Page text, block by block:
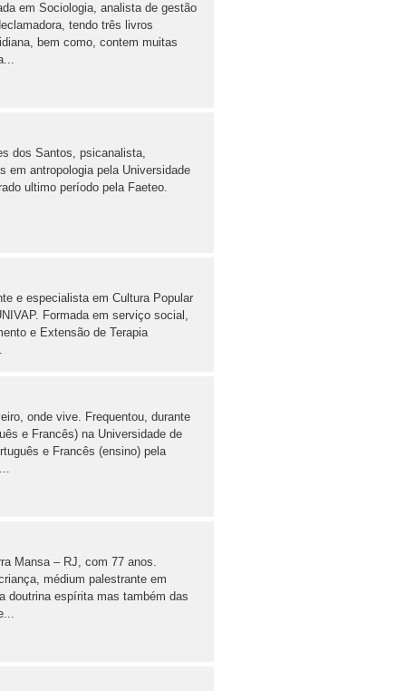
em Sociologia, analista de gestão
tendo três livros
bem como, contem muitas
dos Santos, psicanalista,
em antropologia pela Universidade
ultimo período pela Faeteo.
e especialista em Cultura Popular
Formada em serviço social,
e Extensão de Terapia
onde vive. Frequentou, durante
e Francês) na Universidade de
e Francês (ensino) pela
Mansa – RJ, com 77 anos.
médium palestrante em
doutrina espírita mas também das